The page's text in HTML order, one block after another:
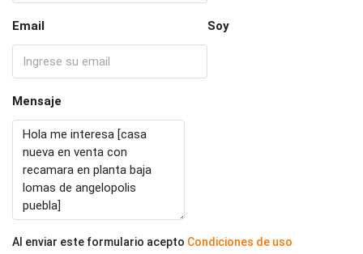
Email Soy
Mensaje
Al enviar este formulario acepto Condiciones de uso